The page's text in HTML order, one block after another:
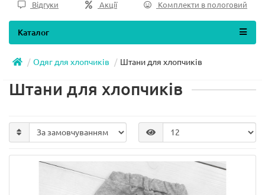
Відгуки Акції Комплекти в пологовий
Каталог
Одяг для хлопчиків Штани для хлопчиків
Штани для хлопчиків